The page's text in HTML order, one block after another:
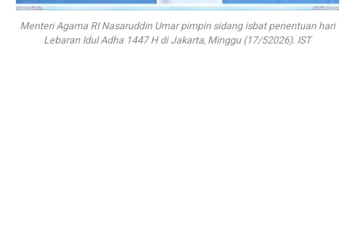
Menteri Agama RI Nasaruddin Umar pimpin sidang isbat penentuan hari
Lebaran Idul Adha 1447 H di Jakarta, Minggu (17/52026). IST